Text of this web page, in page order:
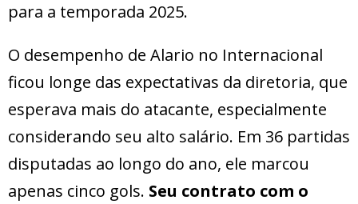
para a temporada 2025.
O desempenho de Alario no Internacional
ficou longe das expectativas da diretoria, que
esperava mais do atacante, especialmente
considerando seu alto salário. Em 36 partidas
disputadas ao longo do ano, ele marcou
apenas cinco gols. Seu contrato com o